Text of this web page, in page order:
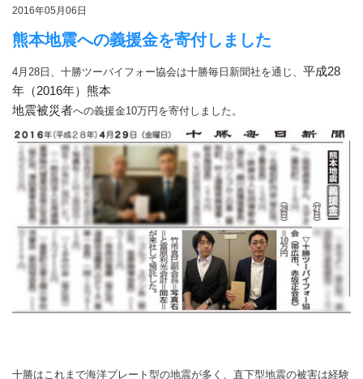
2016年05月06日
熊本地震への義援金を寄付しました
4月28日、十勝ツーバイフォー協会は十勝毎日新聞社を通じ、 平成28
年（2016年）熊本
地震被災者への義援金10万円を寄付しました。
十勝はこれまで海洋プレート型の地震が多く、直下型地震の被害は経験